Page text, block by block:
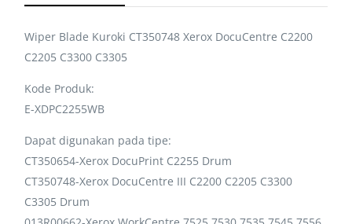
Wiper Blade Kuroki CT350748 Xerox DocuCentre C2200
C2205 C3300 C3305
Kode Produk:
E-XDPC2255WB
Dapat digunakan pada tipe:
CT350654-Xerox DocuPrint C2255 Drum
CT350748-Xerox DocuCentre III C2200 C2205 C3300
C3305 Drum